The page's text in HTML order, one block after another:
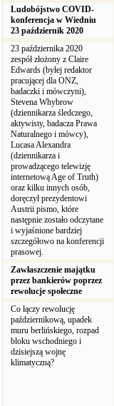
Ludobójstwo COVID-
konferencja w Wiedniu
23 październik 2020
23 października 2020
zespół złożony z Claire
Edwards (byłej redaktor
pracującej dla ONZ,
badaczki i mówczyni),
Stevena Whybrow
(dziennikarza śledczego,
aktywisty, badacza Prawa
Naturalnego i mówcy),
Lucasa Alexandra
(dziennikarza i
prowadzącego telewizję
internetową Age of Truth)
oraz kilku innych osób,
doręczył prezydentowi
Austrii pismo, które
następnie zostało odczytane
i wyjaśnione bardziej
szczegółowo na konferencji
prasowej.
Zawłaszczenie majątku
przez bankierów poprzez
rewolucje społeczne
Co łączy rewolucję
październikową, upadek
muru berlińskiego, rozpad
bloku wschodniego i
dzisiejszą wojnę
klimatyczną?